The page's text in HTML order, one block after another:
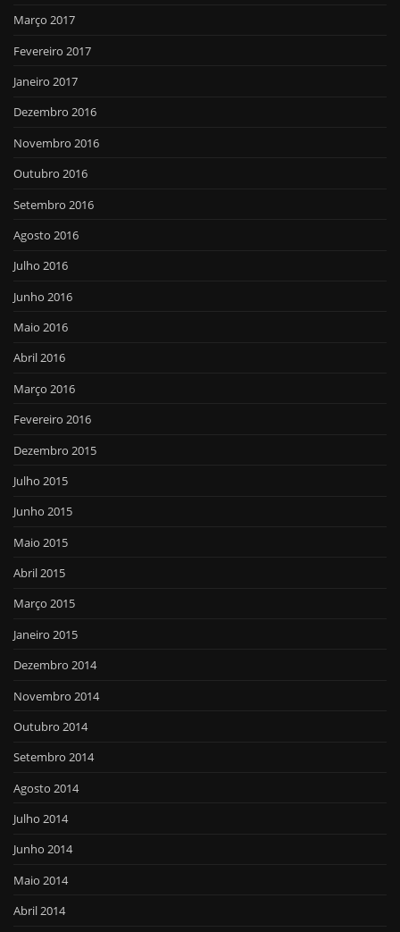
Março 2017
Fevereiro 2017
Janeiro 2017
Dezembro 2016
Novembro 2016
Outubro 2016
Setembro 2016
Agosto 2016
Julho 2016
Junho 2016
Maio 2016
Abril 2016
Março 2016
Fevereiro 2016
Dezembro 2015
Julho 2015
Junho 2015
Maio 2015
Abril 2015
Março 2015
Janeiro 2015
Dezembro 2014
Novembro 2014
Outubro 2014
Setembro 2014
Agosto 2014
Julho 2014
Junho 2014
Maio 2014
Abril 2014